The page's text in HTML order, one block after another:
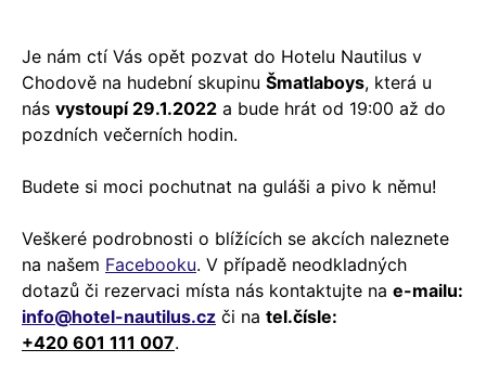
Je nám ctí Vás opět pozvat do Hotelu Nautilus v
Chodově na hudební skupinu Šmatlaboys, která u
nás vystoupí 29.1.2022 a bude hrát od 19:00 až do
pozdních večerních hodin.
Budete si moci pochutnat na guláši a pivo k němu!
Veškeré podrobnosti o blížících se akcích naleznete
na našem Facebooku. V případě neodkladných
dotazů či rezervaci místa nás kontaktujte na e-mailu:
info@hotel-nautilus.cz či na tel.čísle:
+420 601 111 007.